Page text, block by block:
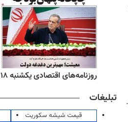
روزنامه‌های اقتصادی یکشنبه ۱۸ مرداد ۱۴۰۵
تبلیغات
قیمت شیشه سکوریت